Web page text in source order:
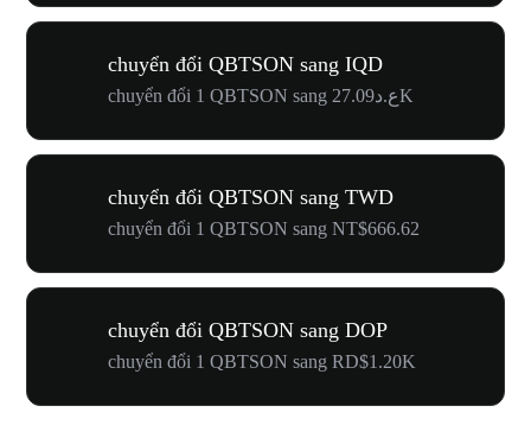
chuyển đổi QBTSON sang IQD
chuyển đổi 1 QBTSON sang ع.د27.09K
chuyển đổi QBTSON sang TWD
chuyển đổi 1 QBTSON sang NT$666.62
chuyển đổi QBTSON sang DOP
chuyển đổi 1 QBTSON sang RD$1.20K